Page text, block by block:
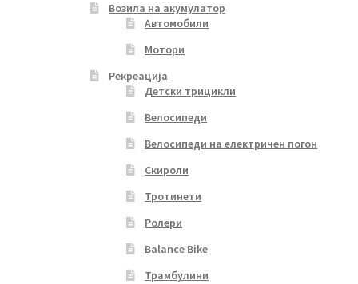
Возила на акумулатор
Автомобили
Мотори
Рекреација
Детски трицикли
Велосипеди
Велосипеди на електричен погон
Скироли
Тротинети
Ролери
Balance Bike
Трамбулини